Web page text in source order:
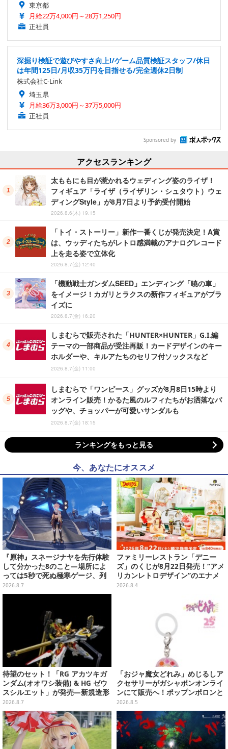
東京都
月給22万4,000円～28万1,250円
正社員
深掘り検証で遊びやすさ向上!/ゲーム品質検証スタッフ/休日
は年間125日/月収35万円を目指せる/完全週休2日制
株式会社C-Link
埼玉県
月給36万3,000円～37万5,000円
正社員
Sponsored by
アクセスランキング
太ももにも目が惹かれるウェディング姿のライザ！
フィギュア「ライザ（ライザリン・シュタウト）ウェ
ディングStyle」が8月7日より予約受付開始
2026.8.6(木) 19:15
「トイ・ストーリー」新作一番くじが発売決定！A賞
は、ウッディたちがレトロ感満載のアナログレコード
上を走る姿で立体化
2026.8.7(金) 12:40
「機動戦士ガンダムSEED」エンディング「暁の車」
をイメージ！カガリとラクスの新作フィギュアがプラ
イズに
2026.8.7(金) 16:20
しまむらで販売された「HUNTER×HUNTER」G.I.編
テーマの一部商品が受注再販！カードデザインのキー
ホルダーや、キルアたちのセリフ付ソックスなど
2026.8.7(金) 11:00
しまむらで「ワンピース」グッズが8月8日15時より
オンライン販売！かるた風のルフィたちがお洒落なバ
ッグや、チョッパーが可愛いサンダルも
2026.8.7(金) 18:15
ランキングをもっと見る
今、あなたにオススメ
『原神』スネージナヤを先行体験
して分かった8のこと―場所によ
っては5秒で死ぬ極寒ゲージ、列
車は“ダイナミック途中下車”可能
など自由度高め
2026.8.7
ファミリーレストラン「デニー
ズ」のくじが8月22日発売！“アメ
リカンレトロデザイン”のエナメ
ルバッグやTシャツなど、日常使
2026.8.4
待望のセット！「RG アカツキガ
ンダム(オオワシ装備) & HG ゼウ
スシルエット」が発売―新規造形
の股関節強化パーツも付属
2026.8.7
「おジャ魔女どれみ」めじるしア
クセサリーがガシャポンオンライ
ンにて販売へ！ポップンポロンと
魔法玉の2連チャームなど全9種
2026.8.5